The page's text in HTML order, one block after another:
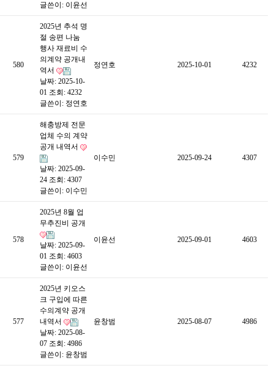
글쓴이: 이윤선
580
2025년 추석 명
절 송편 나눔
행사 재료비 수
의계약 공개내
역서
날짜: 2025-10-
01 조회: 4232
글쓴이: 정연호
정연호 2025-10-01 4232
579
해충방제 전문
업체 수의 계약
공개 내역서
날짜: 2025-09-
24 조회: 4307
글쓴이: 이수민
이수민 2025-09-24 4307
578
2025년 8월 업
무추진비 공개
날짜: 2025-09-
01 조회: 4603
글쓴이: 이윤선
이윤선 2025-09-01 4603
577
2025년 키오스
크 구입에 따른
수의계약 공개
내역서
날짜: 2025-08-
07 조회: 4986
글쓴이: 윤창범
윤창범 2025-08-07 4986